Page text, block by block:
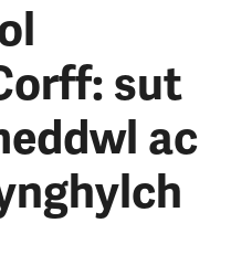
sut
ac